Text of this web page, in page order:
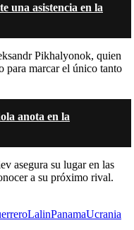
una asistencia en la
Pikhalyonok, quien
para marcar el único tanto
anota en la
asegura su lugar en las
a su próximo rival.
LalinPanamaUcrania